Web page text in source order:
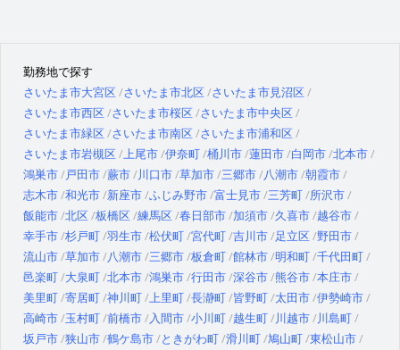
勤務地で探す
さいたま市大宮区 さいたま市北区 さいたま市見沼区
さいたま市西区 さいたま市桜区 さいたま市中央区
さいたま市緑区 さいたま市南区 さいたま市浦和区
さいたま市岩槻区 上尾市 伊奈町 桶川市 蓮田市 白岡市 北本市
鴻巣市 戸田市 蕨市 川口市 草加市 三郷市 八潮市 朝霞市
志木市 和光市 新座市 ふじみ野市 富士見市 三芳町 所沢市
飯能市 北区 板橋区 練馬区 春日部市 加須市 久喜市 越谷市
幸手市 杉戸町 羽生市 松伏町 宮代町 吉川市 足立区 野田市
流山市 草加市 八潮市 三郷市 板倉町 館林市 明和町 千代田町
邑楽町 大泉町 北本市 鴻巣市 行田市 深谷市 熊谷市 本庄市
美里町 寄居町 神川町 上里町 長瀞町 皆野町 太田市 伊勢崎市
高崎市 玉村町 前橋市 入間市 小川町 越生町 川越市 川島町
坂戸市 狭山市 鶴ケ島市 ときがわ町 滑川町 鳩山町 東松山市